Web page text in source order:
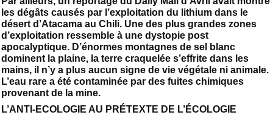
les dégâts causés par l’exploitation du lithium dans le
désert d’Atacama au Chili. Une des plus grandes zones
d’exploitation ressemble à une dystopie post
apocalyptique. D’énormes montagnes de sel blanc
dominent la plaine, la terre craquelée s’effrite dans les
mains, il n’y a plus aucun signe de vie végétale ni animale.
L’eau rare a été contaminée par des fuites chimiques
provenant de la mine.
L’ANTI-ECOLOGIE AU PRÉTEXTE DE L’ÉCOLOGIE